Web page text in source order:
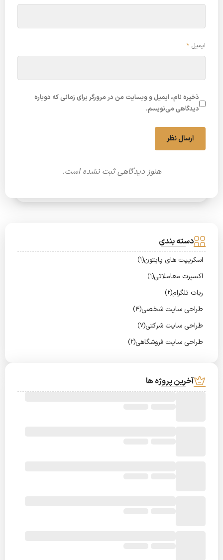
ایمیل *
ذخیره نام، ایمیل و وبسایت من در مرورگر برای زمانی که دوباره
دیدگاهی می‌نویسم.
ارسال نظر
هنوز دیدگاهی ثبت نشده است.
دسته بندی
اسکریپت های پایتون(1)
اکسپرت معاملاتی(1)
ربات تلگرام(2)
طراحی سایت شخصی(4)
طراحی سایت شرکتی(7)
طراحی سایت فروشگاهی(2)
آخرین پروژه ها